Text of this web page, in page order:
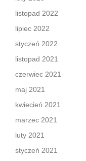
listopad 2022
lipiec 2022
styczeń 2022
listopad 2021
czerwiec 2021
maj 2021
kwiecień 2021
marzec 2021
luty 2021
styczeń 2021